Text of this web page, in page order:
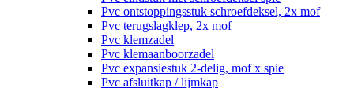
Pvc ontstoppingsstuk schroefdeksel, 2x mof
Pvc terugslagklep, 2x mof
Pvc klemzadel
Pvc klemaanboorzadel
Pvc expansiestuk 2-delig, mof x spie
Pvc afsluitkap / lijmkap